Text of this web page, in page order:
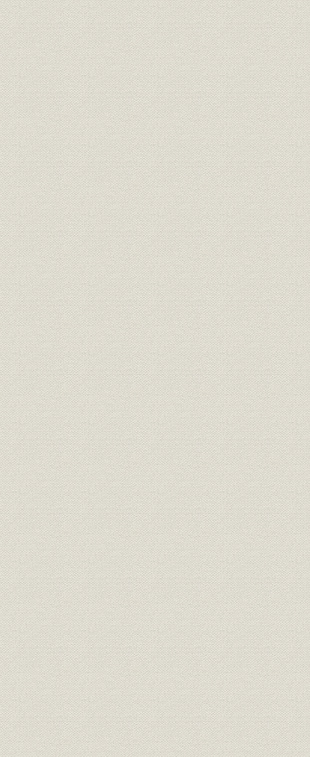
役員 歴代役員任期一覧表
1887年
18年)
組織 組織の変遷
1959年
6年)
組織 組織図 2007年4月
事業所;関係会社 事業所・関係会社の概要・沿革
財務・業績 資本金の推移
1887年
13年)
株式 大株主の推移
1888(明治
17)年3月
株式 株主数と株主構成 所有者別状況
1951(昭和
成18)年3
株式 株主数と株主構成 所有数別状況
1951(昭和
成18)年3
財務・業績 主要財務指標(連結決算)の推移
1978年
18年)
財務・業績 主要財務指標(単独決算)の推移
1950年
18年)
売上 部門別売上高の推移 1951年5
沿革 年表
1880年
18年)
沿革 事業部別年表 1891年
参考文献 参考資料